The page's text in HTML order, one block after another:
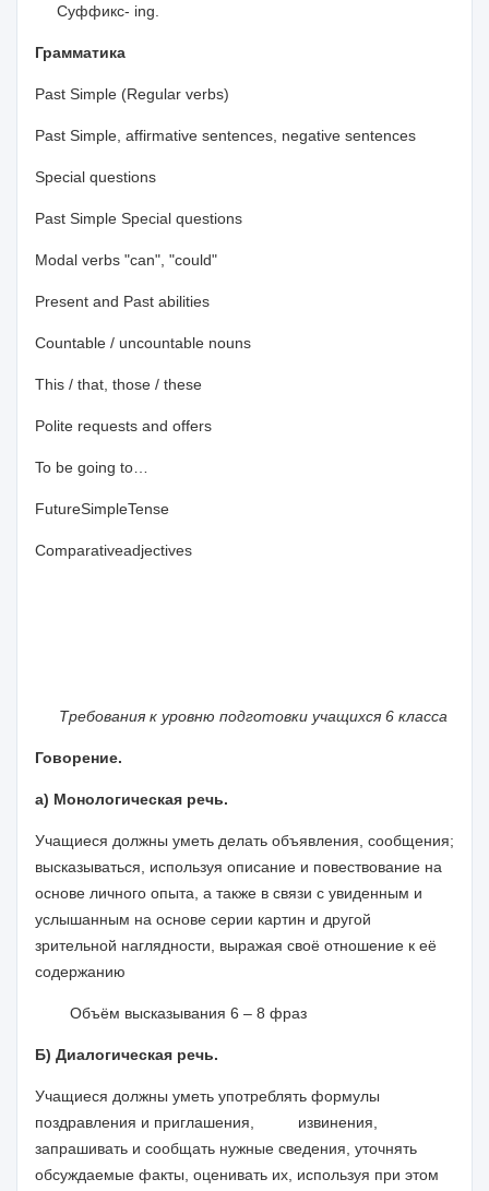
Суффикс- ing.
Грамматика
Past Simple (Regular verbs)
Past Simple, affirmative sentences, negative sentences
Special questions
Past Simple Special questions
Modal verbs "can", "could"
Present and Past abilities
Countable / uncountable nouns
This / that, those / these
Polite requests and offers
To be going to…
FutureSimpleTense
Comparativeadjectives
Требования к уровню подготовки учащихся 6 класса
Говорение.
а) Монологическая речь.
Учащиеся должны уметь делать объявления, сообщения;
высказываться, используя описание и повествование на
основе личного опыта, а также в связи с увиденным и
услышанным на основе серии картин и другой
зрительной наглядности, выражая своё отношение к её
содержанию
Объём высказывания 6 – 8 фраз
Б) Диалогическая речь.
Учащиеся должны уметь употреблять формулы
поздравления и приглашения, извинения,
запрашивать и сообщать нужные сведения, уточнять
обсуждаемые факты, оценивать их, используя при этом